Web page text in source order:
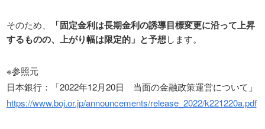
そのため、
「固定金利は長期金利の誘導目標変更に沿って上昇
するものの、上がり幅は限定的」と予想します。
※参照元
日本銀行：「2022年12月20日 当面の金融政策運営について」
https://www.boj.or.jp/announcements/release_2022/k221220a.pdf